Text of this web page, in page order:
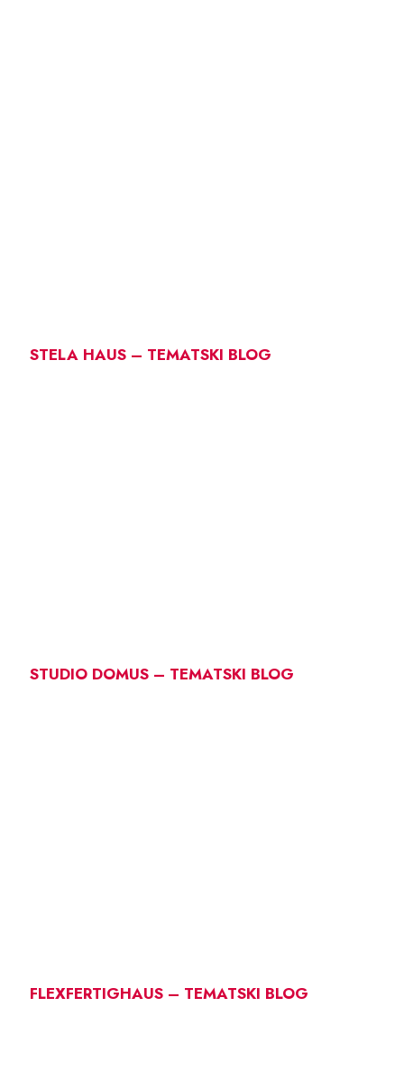
STELA HAUS – TEMATSKI BLOG
STUDIO DOMUS – TEMATSKI BLOG
FLEXFERTIGHAUS – TEMATSKI BLOG